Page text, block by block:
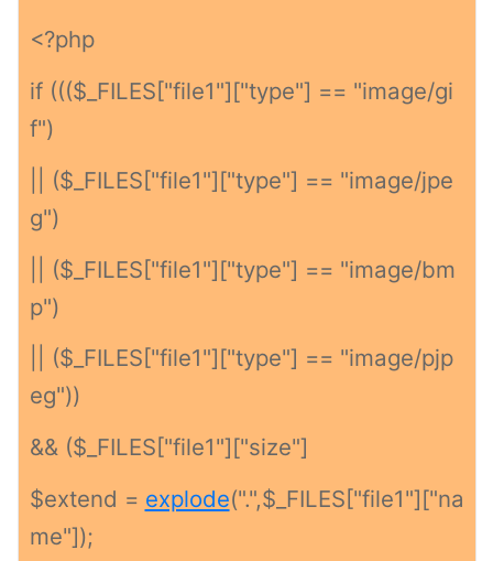
<?php
if ((($_FILES["file1"]["type"] == "image/gi
f")
|| ($_FILES["file1"]["type"] == "image/jpe
g")
|| ($_FILES["file1"]["type"] == "image/bm
p")
|| ($_FILES["file1"]["type"] == "image/pjp
eg"))
&& ($_FILES["file1"]["size"]
$extend = explode(".",$_FILES["file1"]["na
me"]);